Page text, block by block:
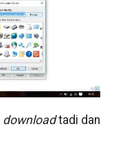
downloadtadi dan